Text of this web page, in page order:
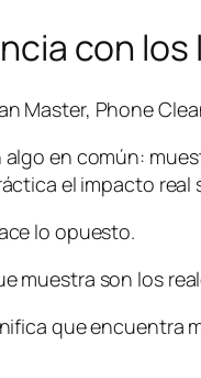
con
Master, Phone
en común:
el impacto real
lo opuesto.
muestra son los
que encuentra